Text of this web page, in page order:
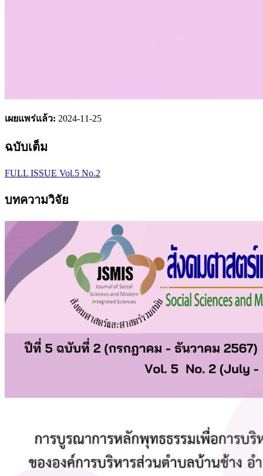
เผยแพร่แล้ว: 2024-11-25
ฉบับเต็ม
FULL ISSUE Vol.5 No.2
บทความวิจัย